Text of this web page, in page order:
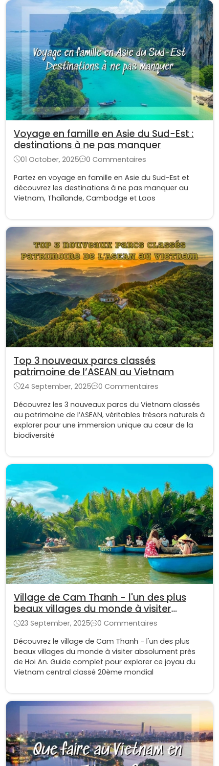
Voyage en famille en Asie du Sud-Est :
destinations à ne pas manquer
01 October, 2025
0 Commentaires
Partez en voyage en famille en Asie du Sud-Est et
découvrez les destinations à ne pas manquer au
Vietnam, Thaïlande, Cambodge et Laos
Top 3 nouveaux parcs classés
patrimoine de l’ASEAN au Vietnam
24 September, 2025
0 Commentaires
Découvrez les 3 nouveaux parcs du Vietnam classés
au patrimoine de l’ASEAN, véritables trésors naturels à
explorer pour une immersion unique au cœur de la
biodiversité
Village de Cam Thanh - l'un des plus
beaux villages du monde à visiter
absolument
23 September, 2025
0 Commentaires
Découvrez le village de Cam Thanh - l'un des plus
beaux villages du monde à visiter absolument près
de Hoi An. Guide complet pour explorer ce joyau du
Vietnam central classé 20ème mondial